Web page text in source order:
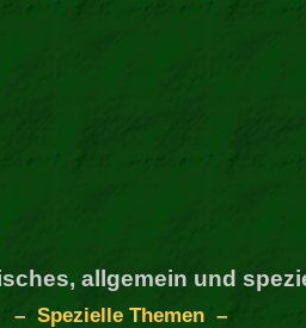
allgemein und
– Spezielle Themen –